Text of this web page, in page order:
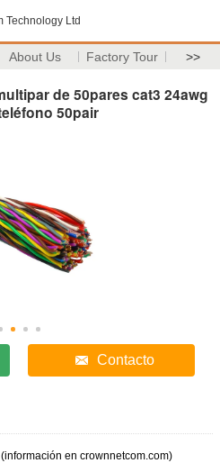
Technology Ltd
About Us Factory Tour >>
de 50pares cat3 24awg
50pair
Contacto
en crownnetcom.com)